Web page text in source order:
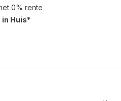
0% rente
in Huis*